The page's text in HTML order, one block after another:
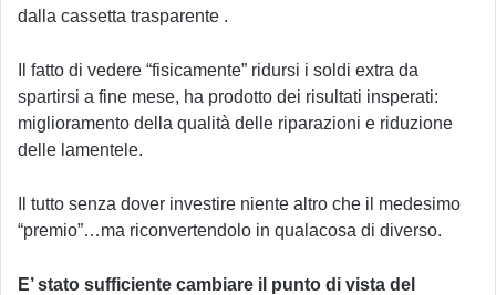
dalla cassetta trasparente .
Il fatto di vedere “fisicamente” ridursi i soldi extra da
spartirsi a fine mese, ha prodotto dei risultati insperati:
miglioramento della qualità delle riparazioni e riduzione
delle lamentele.
Il tutto senza dover investire niente altro che il medesimo
“premio”…ma riconvertendolo in qualacosa di diverso.
E’ stato sufficiente cambiare il punto di vista del